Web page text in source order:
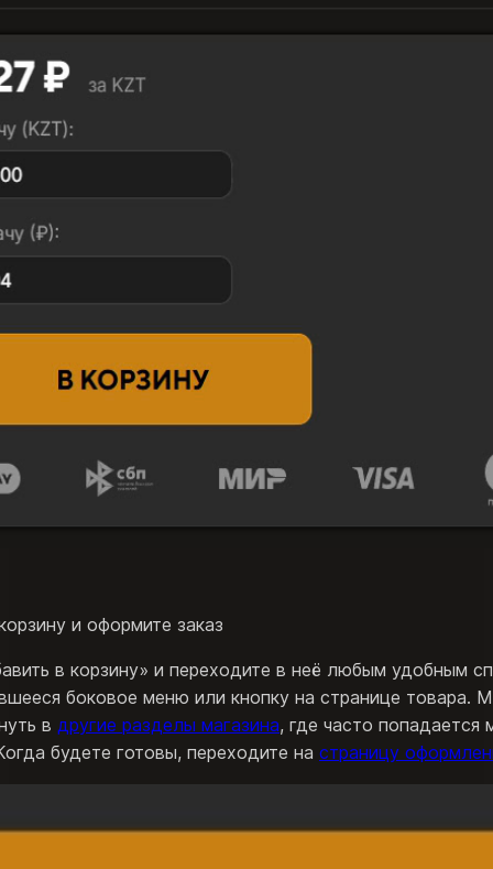
и оформите заказ
в корзину» и переходите в неё любым удобным
боковое меню или кнопку на странице товара.
в другие разделы магазина, где часто попадается
будете готовы, переходите на страницу